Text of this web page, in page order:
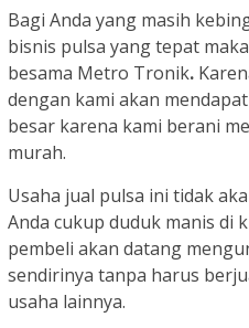
Bagi Anda yang masih
bisnis pulsa yang tepat
besama Metro Tronik.
dengan kami akan
besar karena kami berani
murah.
Usaha jual pulsa ini tidak
Anda cukup duduk manis di
pembeli akan datang
sendirinya tanpa harus
usaha lainnya.